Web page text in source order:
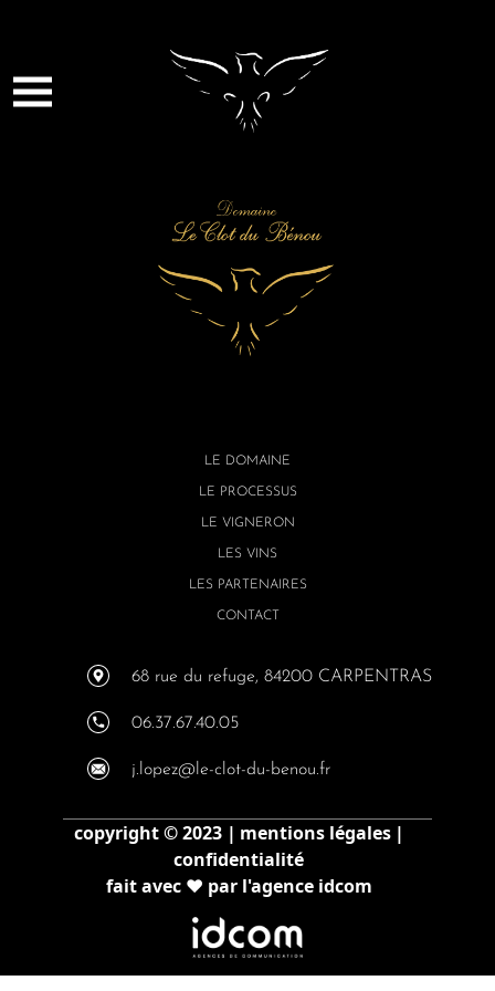
LE DOMAINE
LE PROCESSUS
LE VIGNERON
LES VINS
LES PARTENAIRES
CONTACT
68 rue du refuge, 84200 CARPENTRAS
06.37.67.40.05
j.lopez@le-clot-du-benou.fr
copyright © 2023
mentions légales
confidentialité
fait avec ♥ par l'agence idcom